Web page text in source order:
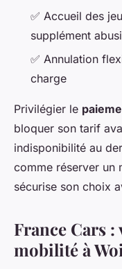
✅ Accueil des
supplément
✅ Annulation
charge
Privilégier le
bloquer son tarif
indisponibilité au
comme réserver un
sécurise son choix
France Cars
mobilité à